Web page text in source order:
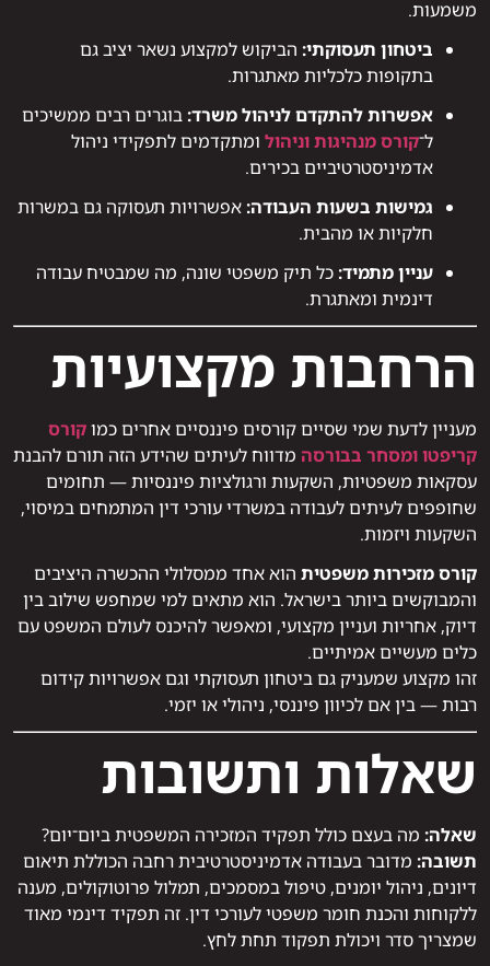
משמעות.
ביטחון תעסוקתי: הביקוש למקצוע נשאר יציב גם
בתקופות כלכליות מאתגרות.
אפשרות להתקדם לניהול משרד:בוגרים רבים ממשיכים
ל־קורס מנהיגות וניהול ומתקדמים לתפקידי ניהול
אדמיניסטרטיביים בכירים.
גמישות בשעות העבודה:אפשרויות תעסוקה גם במשרות
חלקיות או מהבית.
עניין מתמיד:כל תיק משפטי שונה, מה שמבטיח עבודה
דינמית ומאתגרת.
הרחבות מקצועיות
מעניין לדעת שמי שסיים קורסים פיננסיים אחרים כמוקורס
קריפטו ומסחר בבורסה מדווח לעיתים שהידע הזה תורם להבנת
עסקאות משפטיות, השקעות ורגולציות פיננסיות — תחומים
שחופפים לעיתים לעבודה במשרדי עורכי דין המתמחים במיסוי,
השקעות ויזמות.
קורס מזכירות משפטית הוא אחד ממסלולי ההכשרה היציבים
והמבוקשים ביותר בישראל. הוא מתאים למי שמחפש שילוב בין
דיוק, אחריות ועניין מקצועי, ומאפשר להיכנס לעולם המשפט עם
כלים מעשיים אמיתיים.
זהו מקצוע שמעניק גם ביטחון תעסוקתי וגם אפשרויות קידום
רבות — בין אם לכיוון פיננסי, ניהולי או יזמי.
שאלות ותשובות
שאלה: מה בעצם כולל תפקיד המזכירה המשפטית ביום־יום?
תשובה: מדובר בעבודה אדמיניסטרטיבית רחבה הכוללת תיאום
דיונים, ניהול יומנים, טיפול במסמכים, תמלול פרוטוקולים, מענה
ללקוחות והכנת חומר משפטי לעורכי דין. זה תפקיד דינמי מאוד
שמצריך סדר ויכולת תפקוד תחת לחץ.